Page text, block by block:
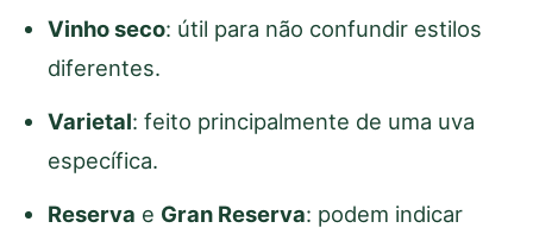
Vinho seco: útil para não confundir estilos
diferentes.
Varietal: feito principalmente de uma uva
específica.
Reserva e Gran Reserva: podem indicar